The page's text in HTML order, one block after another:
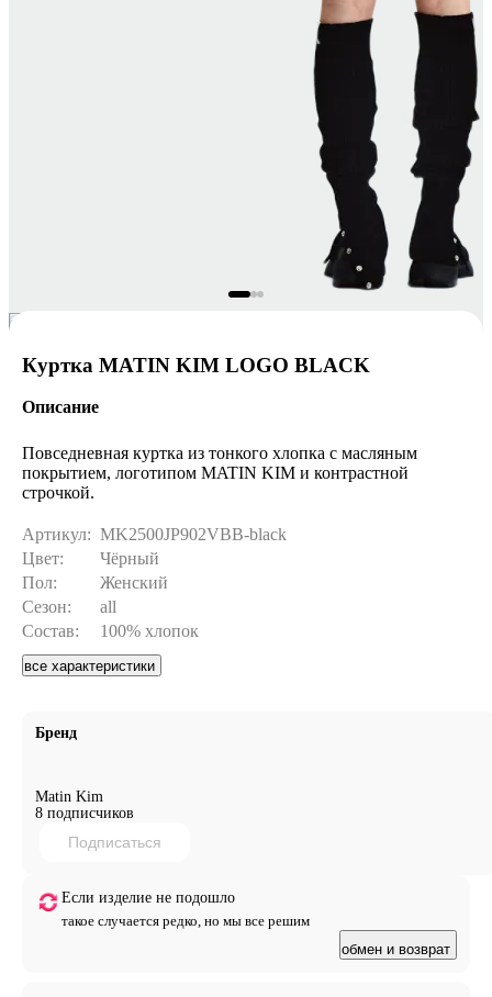
Куртка MATIN KIM LOGO BLACK
Описание
Повседневная куртка из тонкого хлопка с масляным
покрытием, логотипом MATIN KIM и контрастной
строчкой.
Артикул: MK2500JP902VBB-black
Цвет:
Чёрный
Пол:
Женский
Сезон:
all
Состав:
100% хлопок
все характеристики
Бренд
Matin Kim
8 подписчиков
Подписаться
Если изделие не подошло
такое случается редко, но мы все решим
обмен и возврат